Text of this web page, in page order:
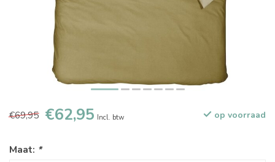
€69,95 €62,95 Incl. btw op voorraad
Maat: *